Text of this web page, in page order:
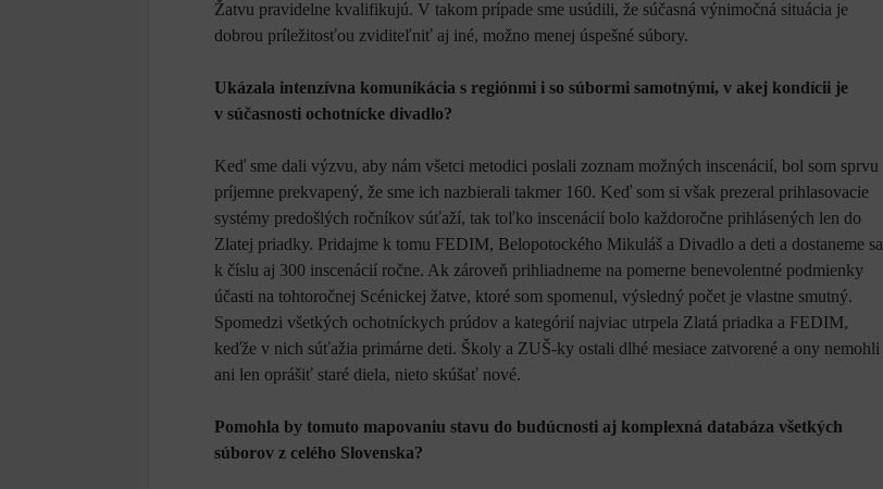
Žatvu pravidelne kvalifikujú. V takom prípade sme usúdili, že súčasná výnimočná situácia je
dobrou príležitosťou zviditeľniť aj iné, možno menej úspešné súbory.
Ukázala intenzívna komunikácia s regiónmi i so súbormi samotnými, v akej kondícii je
v súčasnosti ochotnícke divadlo?
Keď sme dali výzvu, aby nám všetci metodici poslali zoznam možných inscenácií, bol som sprvu
príjemne prekvapený, že sme ich nazbierali takmer 160. Keď som si však prezeral prihlasovacie
systémy predošlých ročníkov súťaží, tak toľko inscenácií bolo každoročne prihlásených len do
Zlatej priadky. Pridajme k tomu FEDIM, Belopotockého Mikuláš a Divadlo a deti a dostaneme sa
k číslu aj 300 inscenácií ročne. Ak zároveň prihliadneme na pomerne benevolentné podmienky
účasti na tohtoročnej Scénickej žatve, ktoré som spomenul, výsledný počet je vlastne smutný.
Spomedzi všetkých ochotníckych prúdov a kategórií najviac utrpela Zlatá priadka a FEDIM,
keďže v nich súťažia primárne deti. Školy a ZUŠ-ky ostali dlhé mesiace zatvorené a ony nemohli
ani len oprášiť staré diela, nieto skúšať nové.
Pomohla by tomuto mapovaniu stavu do budúcnosti aj komplexná databáza všetkých
súborov z celého Slovenska?